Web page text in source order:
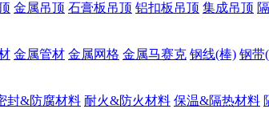
金属吊顶 石膏板吊顶 铝扣板吊顶 集成吊顶
金属管材 金属网格 金属马赛克 钢线(棒) 钢带
封&防腐材料 耐火&防火材料 保温&隔热材料